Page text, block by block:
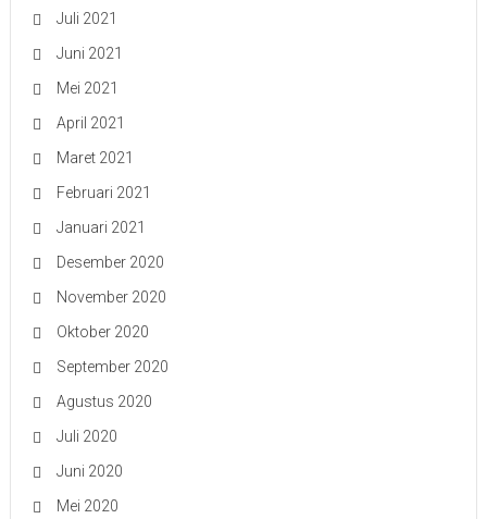
Juli 2021
Juni 2021
Mei 2021
April 2021
Maret 2021
Februari 2021
Januari 2021
Desember 2020
November 2020
Oktober 2020
September 2020
Agustus 2020
Juli 2020
Juni 2020
Mei 2020